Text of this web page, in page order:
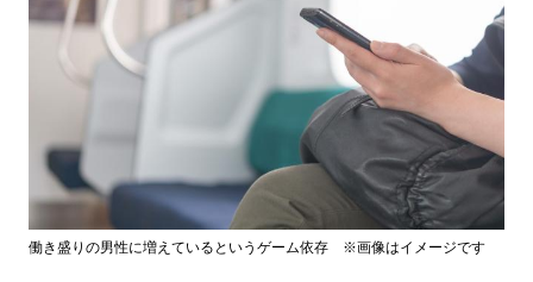
働き盛りの男性に増えているというゲーム依存 ※画像はイメージです